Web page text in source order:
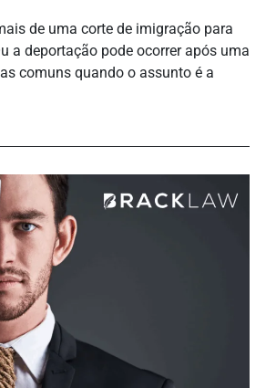
de uma corte de imigração para
a deportação pode ocorrer após uma
comuns quando o assunto é a